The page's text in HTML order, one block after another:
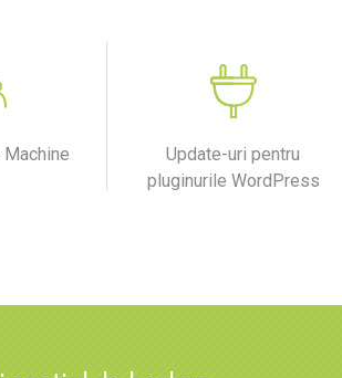
Update-uri pentru
pluginurile WordPress